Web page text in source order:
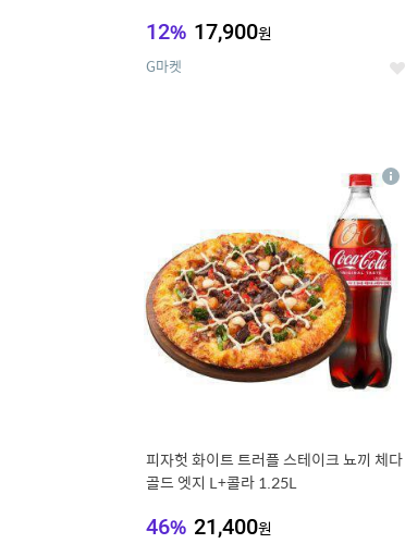
12% 17,900원
G마켓 좋
피자헛 화이트 트러플 스테이크 뇨끼 체다
골드 엣지 L+콜라 1.25L
46% 21,400원
상